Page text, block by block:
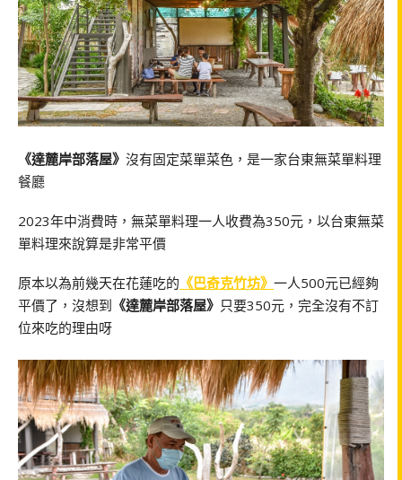
《達麓岸部落屋》 沒有固定菜單菜色，是一家台東無菜單料理
餐廳
2023年中消費時，無菜單料理一人收費為350元，以台東無菜
單料理來說算是非常平價
原本以為前幾天在花蓮吃的 《巴奇克竹坊》 一人500元已經夠
平價了，沒想到 《達麓岸部落屋》 只要350元，完全沒有不訂
位來吃的理由呀